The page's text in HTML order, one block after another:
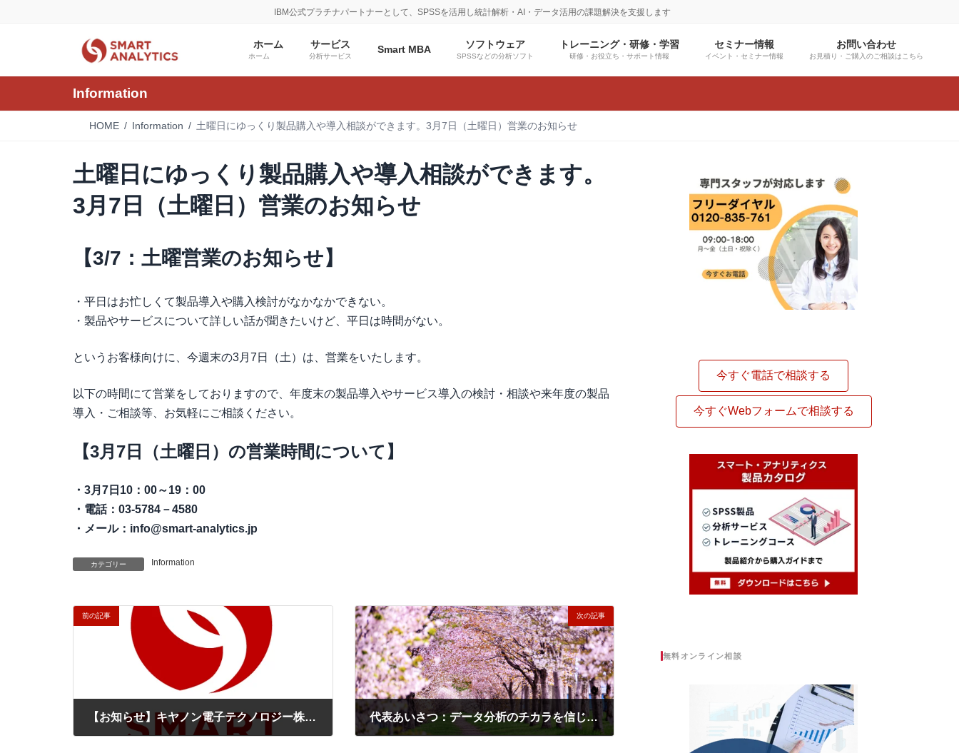
キ
に
IBM公式プラチナパートナーとして、SPSSを活用し統計解析・AI・データ活用の課題解決を支援します
ホーム
ホーム
サービス
分析サービス
Smart MBA ソフトウェア
SPSSなどの分析ソフト
トレーニング・研修・学習
研修・お役立ち・サポート情報
セミナー情報
イベント・セミナー情報
お問い合わせ
お見積り・ご購入のご相談はこちら
Information
HOME Information 土曜日にゆっくり製品購入や導入相談ができます。3月7日（土曜日）営業のお知らせ
土曜日にゆっくり製品購入や導入相談ができます。
3月7日（土曜日）営業のお知らせ
【3/7：土曜営業のお知らせ】
・平日はお忙しくて製品導入や購入検討がなかなかできない。
・製品やサービスについて詳しい話が聞きたいけど、平日は時間がない。
というお客様向けに、今週末の3月7日（土）は、営業をいたします。
以下の時間にて営業をしておりますので、年度末の製品導入やサービス導入の検討・相談や来年度の製品
導入・ご相談等、お気軽にご相談ください。
【3月7日（土曜日）の営業時間について】
・3月7日10：00～19：00
・電話：03‐5784－4580
・メール：info@smart-analytics.jp
カテゴリー Information
前の記事
【お知らせ】キヤノン電子テクノロジー株式会社と共に中堅・中小企業のデジタルトランスフォーメーション（DX） 実践をワンストップで支援する「entrance DX」を提供開始
次の記事
代表あいさつ：データ分析のチカラを信じています。今、私達にできること。
今すぐ電話で相談する
今すぐWebフォームで相談する
無料オンライン相談